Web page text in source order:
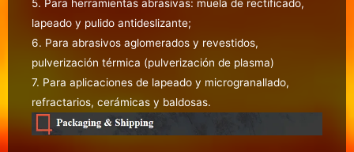
5. Para herramientas abrasivas: muela de rectificado,
lapeado y pulido antideslizante;
6. Para abrasivos aglomerados y revestidos,
pulverización térmica (pulverización de plasma)
7. Para aplicaciones de lapeado y microgranallado,
refractarios, cerámicas y baldosas.